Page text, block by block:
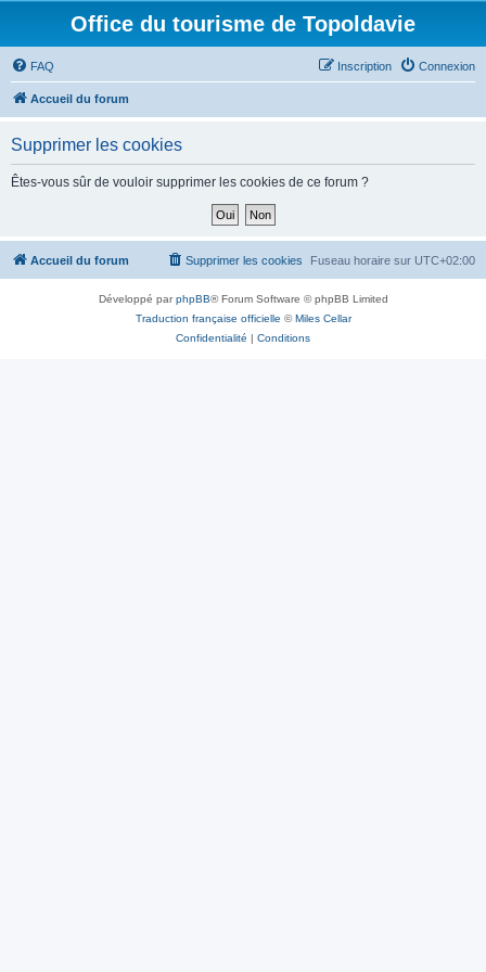
Office du tourisme de Topoldavie
FAQ Connexion
Inscription
Accueil du forum
Supprimer les cookies
Êtes-vous sûr de vouloir supprimer les cookies de ce forum ?
Accueil du forum Fuseau horaire sur UTC+02:00
Supprimer les cookies
Développé parphpBB® Forum Software © phpBB Limited
Traduction française officielle ©Miles Cellar
Confidentialité | Conditions